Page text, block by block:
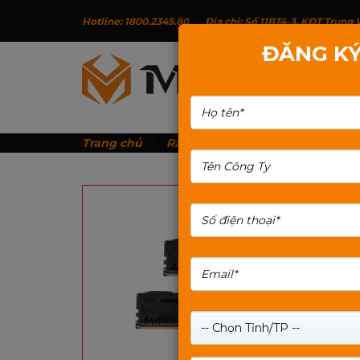
Hotline: 1800.2345.80 Địa chỉ: Số 11BT4-3, KĐT
Trang chủ Ram Mixie Ram PC MIXIE
ĐĂNG
-- Chọn Tỉnh/TP --